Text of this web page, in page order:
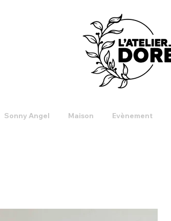
Sonny Angel Maison Evènement